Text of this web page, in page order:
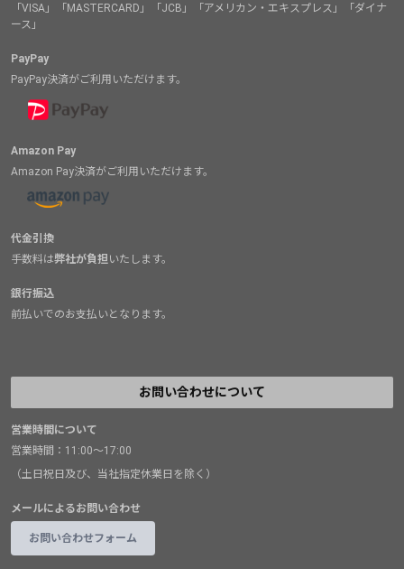
「VISA」「MASTERCARD」「JCB」「アメリカン・エキスプレス」「ダイナ
ース」
PayPay
PayPay決済がご利用いただけます。
Amazon Pay
Amazon Pay決済がご利用いただけます。
代金引換
手数料は弊社が負担いたします。
銀行振込
前払いでのお支払いとなります。
お問い合わせについて
営業時間について
営業時間：11:00～17:00
（土日祝日及び、当社指定休業日を除く）
メールによるお問い合わせ
お問い合わせフォーム